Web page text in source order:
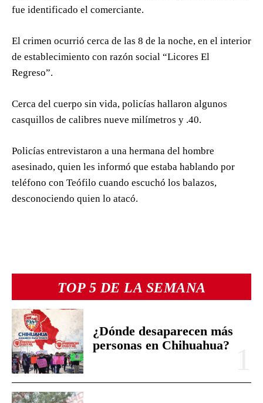
TOP 5 DE LA SEMANA
¿Dónde desaparecen más
personas en Chihuahua?
fue identificado el comerciante.
El crimen ocurrió cerca de las 8 de la noche, en el interior
de establecimiento con razón social “Licores El
Regreso”.
Cerca del cuerpo sin vida, policías hallaron algunos
casquillos de calibres nueve milímetros y .40.
Policías entrevistaron a una hermana del hombre
asesinado, quien les informó que estaba hablando por
teléfono con Teófilo cuando escuchó los balazos,
desconociendo quien lo atacó.